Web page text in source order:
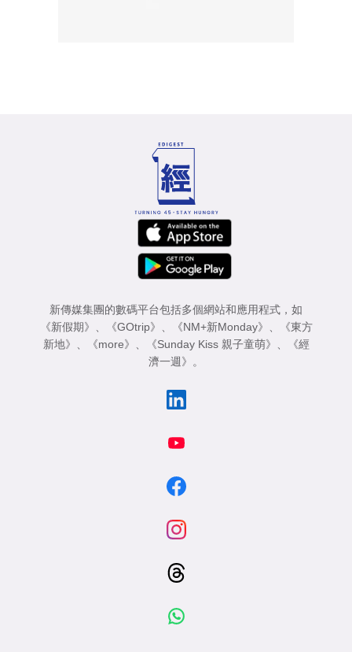
新傳媒集團的數碼平台包括多個網站和應用程式，如
《新假期》
《GOtrip》 《NM+新Monday》
《東方
新地》
《more》 《Sunday Kiss 親子童萌》
《經
濟一週》
。